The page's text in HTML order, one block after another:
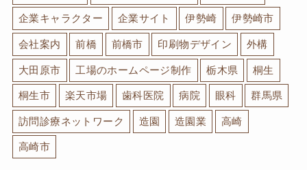
企業キャラクター 企業サイト 伊勢崎 伊勢崎市
会社案内 前橋 前橋市 印刷物デザイン 外構
大田原市 工場のホームページ制作 栃木県 桐生
桐生市 楽天市場 歯科医院 病院 眼科 群馬県
訪問診療ネットワーク 造園 造園業 高崎
高崎市